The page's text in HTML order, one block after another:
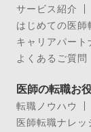
サービス紹介
はじめての医師
キャリアパート
よくあるご質問
医師の転職お
転職ノウハウ
医師転職ナレッ